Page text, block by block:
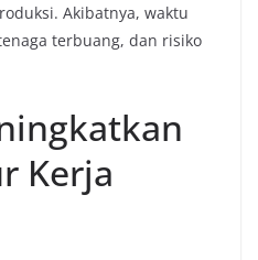
Akibatnya, waktu
terbuang, dan risiko
Kerja